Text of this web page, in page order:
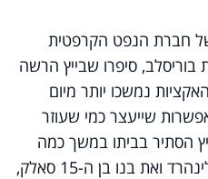
חברת הנפט הקרפטית
בוריסלב, סיפרו שבייץ הרשה
נמשכו יותר מיום
שייעצר כמי שעוזר
הסתיר בביתו במשך כמה
ימים את הפרוון היהודי איגנץ לינהרד ואת בנו בן ה-15 סאלק,